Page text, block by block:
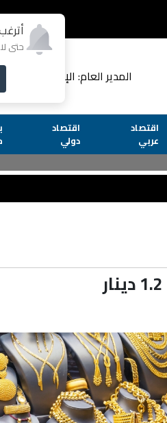
حتى
المدير العام: الإعلامية رشا عارف
اقتصاد
عربي
اقتصاد
دولي